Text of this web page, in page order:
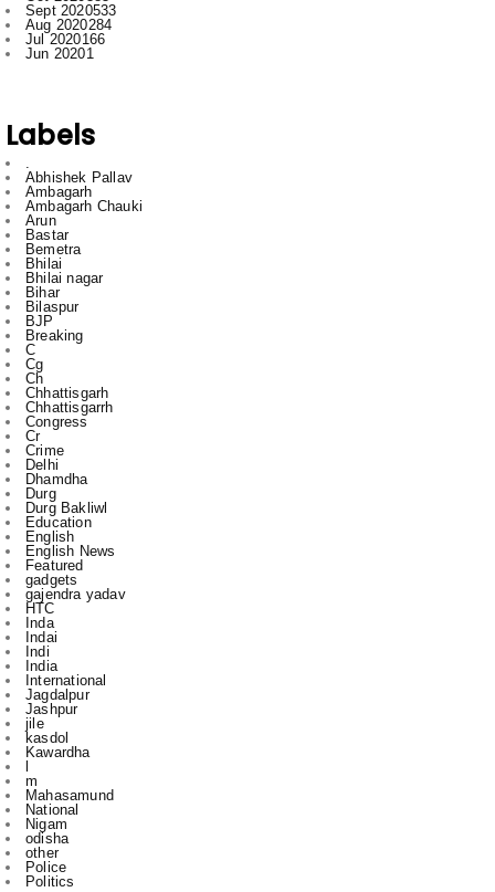
Ambagarh
Ambagarh Chauki
Bastar
Bemetra
Bhilai
Bhilai nagar
Bihar
Bilaspur
BJP
Breaking
C
Cg
Ch
Chhattisgarh
Chhattisgarrh
Congress
Cr
Crime
Delhi
Dhamdha
Durg
Durg Bakliwl
Education
English
English News
Featured
gadgets
gajendra yadav
HTC
Inda
Indai
Indi
India
International
Jagdalpur
Jashpur
jile
kasdol
Kawardha
l
m
Mahasamund
National
Nigam
odisha
other
Police
Politics
r
Raipur
Raipur in
Rajnandgaon